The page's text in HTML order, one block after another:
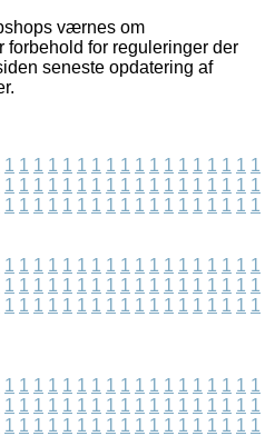
værnes om
for reguleringer der
seneste opdatering af
1 1 1 1 1 1 1 1 1 1 1 1 1 1 1 1 1 1
1 1 1 1 1 1 1 1 1 1 1 1 1 1 1 1 1 1
1 1 1 1 1 1 1 1 1 1 1 1 1 1 1 1 1 1
1 1 1 1 1 1 1 1 1 1 1 1 1 1 1 1 1 1
1 1 1 1 1 1 1 1 1 1 1 1 1 1 1 1 1 1
1 1 1 1 1 1 1 1 1 1 1 1 1 1 1 1 1 1
1 1 1 1 1 1 1 1 1 1 1 1 1 1 1 1 1 1
1 1 1 1 1 1 1 1 1 1 1 1 1 1 1 1 1 1
1 1 1 1 1 1 1 1 1 1 1 1 1 1 1 1 1 1